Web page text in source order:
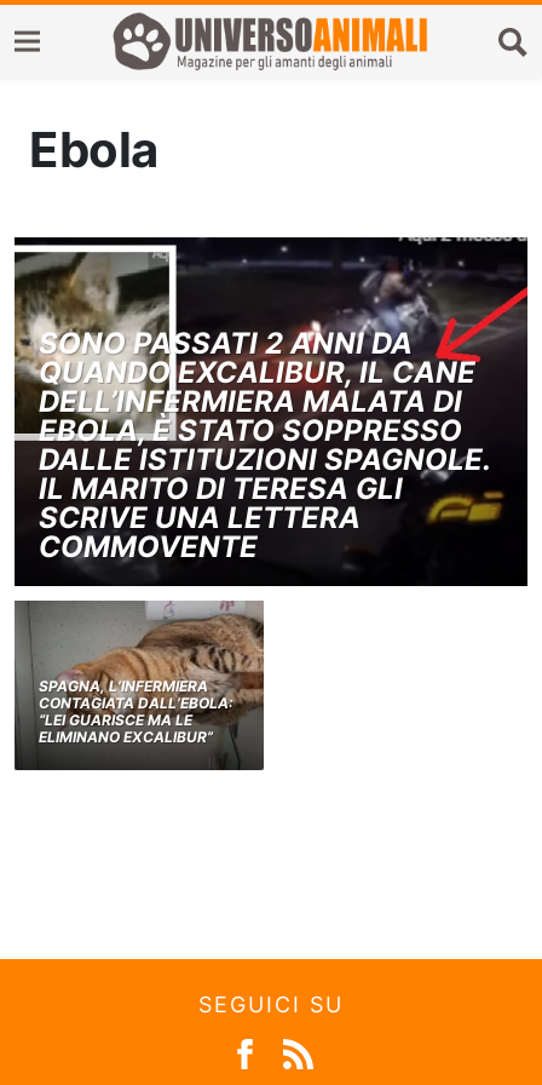
Ebola
SONO PASSATI 2 ANNI DA
QUANDO EXCALIBUR, IL CANE
DELL’INFERMIERA MALATA DI
EBOLA, È STATO SOPPRESSO
DALLE ISTITUZIONI SPAGNOLE.
IL MARITO DI TERESA GLI
SCRIVE UNA LETTERA
COMMOVENTE
SPAGNA, L’INFERMIERA
CONTAGIATA DALL’EBOLA:
“LEI GUARISCE MA LE
ELIMINANO EXCALIBUR”
SEGUICI SU